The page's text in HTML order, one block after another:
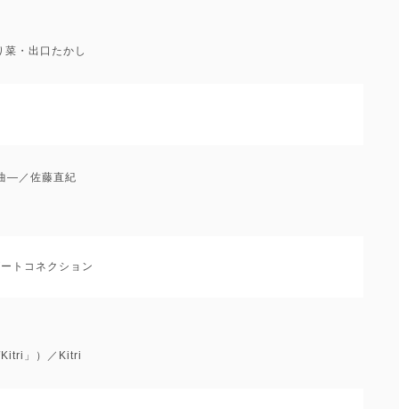
・出口たかし
―／佐藤直紀
トコネクション
」）／Kitri